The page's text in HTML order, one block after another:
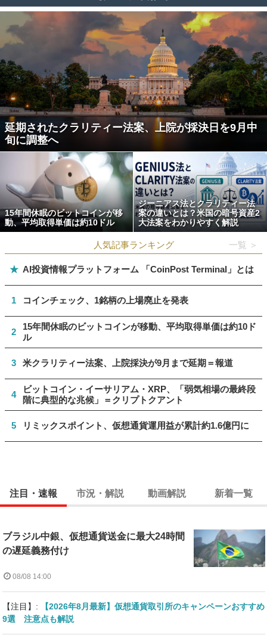
延期されたクラリティー法案、上院が採決日を9月中
旬に調整へ
15年間休眠のビットコインが移
動、平均取得単価は約10ドル
ジーニアス法とクラリティー法
案の違いとは？米国の暗号資産2
大法案をわかりやすく解説
人気記事ランキング 一覧 ＞
★ AI投資情報プラットフォーム 「CoinPost Terminal」とは
1 コインチェック、1銘柄の上場廃止を発表
2
15年間休眠のビットコインが移動、平均取得単価は約10ド
ル
3 米クラリティー法案、上院採決が9月まで延期＝報道
4
ビットコイン・イーサリアム・XRP、「弱気相場の最終段
階に典型的な兆候」＝クリプトクアント
5 リミックスポイント、仮想通貨運用益が累計約1.6億円に
注目・速報 市況・解説 動画解説 新着一覧
ブラジル中銀、仮想通貨送金に最大24時間
の遅延義務付け
08/08 14:00
【注目】:
【2026年8月最新】仮想通貨取引所のキャンペーンおすすめ
9選 注意点も解説